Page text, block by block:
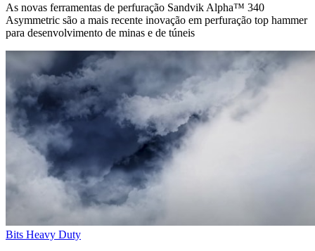
As novas ferramentas de perfuração Sandvik Alpha™ 340
Asymmetric são a mais recente inovação em perfuração top hammer
para desenvolvimento de minas e de túneis
Bits Heavy Duty